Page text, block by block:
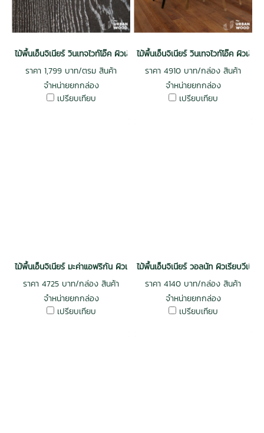
ไม้พื้นเอ็นจิเนียร์ วินเทจไวท์โอ๊ค ผิวเสี้ยนไม้หนา 3 mm. รางลิ้น สีดาร์ค รูม
ราคา 1,799 บาท/ตรม สินค้า
จำหน่ายยกกล่อง
เปรียบเทียบ
ไม้พื้นเอ็นจิเนียร์ วินเทจไวท์โอ๊ค ผิวเสี้
ราคา 4910 บาท/กล่อง สินค้า
จำหน่ายยกกล่อง
เปรียบเทียบ
ไม้พื้นเอ็นจิเนียร์ มะค่าแอฟริกัน ผิวเรียบวีเนียร์ 3 mm รางลิ้น สีธรรมชาติ
ราคา 4725 บาท/กล่อง สินค้า
จำหน่ายยกกล่อง
เปรียบเทียบ
ไม้พื้นเอ็นจิเนียร์ วอลนัท ผิวเรียบวีเนี
ราคา 4140 บาท/กล่อง สินค้า
จำหน่ายยกกล่อง
เปรียบเทียบ